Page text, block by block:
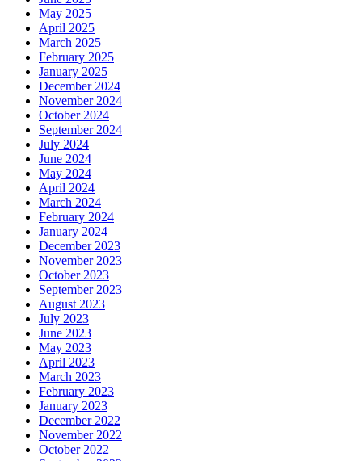
May 2025
April 2025
March 2025
February 2025
January 2025
December 2024
November 2024
October 2024
September 2024
July 2024
June 2024
May 2024
April 2024
March 2024
February 2024
January 2024
December 2023
November 2023
October 2023
September 2023
August 2023
July 2023
June 2023
May 2023
April 2023
March 2023
February 2023
January 2023
December 2022
November 2022
October 2022